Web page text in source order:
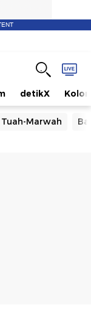
detikX
Marwah